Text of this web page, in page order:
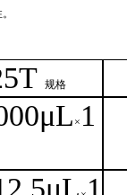
5T 规格
L × 1